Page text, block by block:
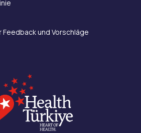
und Vorschläge